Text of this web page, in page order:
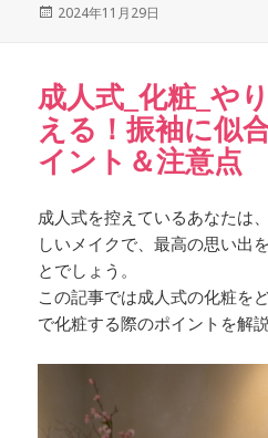
Posted
2024年11月29日
成人式_化粧_や
える！振袖に似
イント＆注意点
成人式を控えているあなたは
しいメイクで、最高の思い出
とでしょう。
この記事では成人式の化粧を
で化粧する際のポイントを解